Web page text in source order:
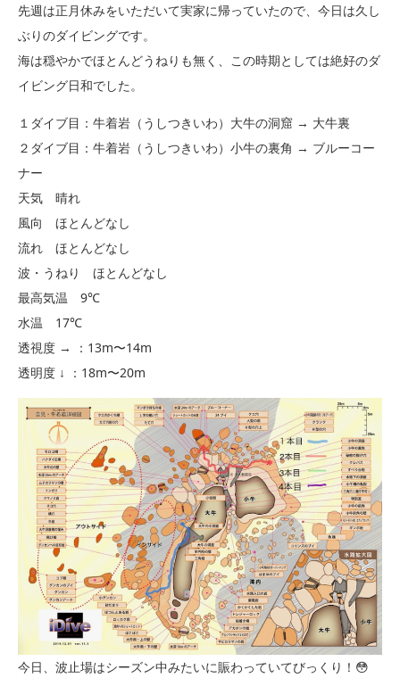
先週は正月休みをいただいて実家に帰っていたので、今日は久し
ぶりのダイビングです。
海は穏やかでほとんどうねりも無く、この時期としては絶好のダ
イビング日和でした。
１ダイブ目：牛着岩（うしつきいわ）大牛の洞窟 → 大牛裏
２ダイブ目：牛着岩（うしつきいわ）小牛の裏角 → ブルーコー
ナー
天気 晴れ
風向 ほとんどなし
流れ ほとんどなし
波・うねり ほとんどなし
最高気温 9℃
水温 17℃
透視度 → ：13m〜14m
透明度 ↓ ：18m〜20m
今日、波止場はシーズン中みたいに賑わっていてびっくり！😳